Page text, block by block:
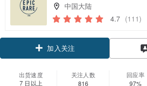
中国大陆
4.7 (111)
加入关注
出货速度
7 日以上
关注人数
816
回应率
97%